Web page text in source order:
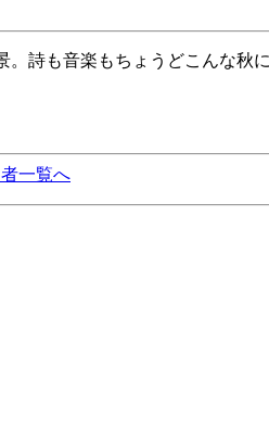
。詩も音楽もちょうどこんな
一覧へ